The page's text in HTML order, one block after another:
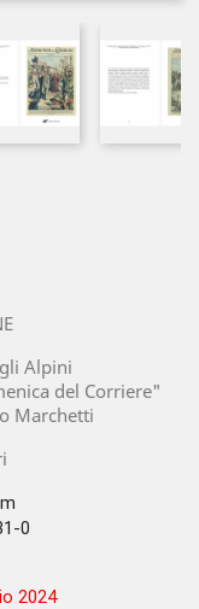
Alpini
del Corriere"
Marchetti
0
2024